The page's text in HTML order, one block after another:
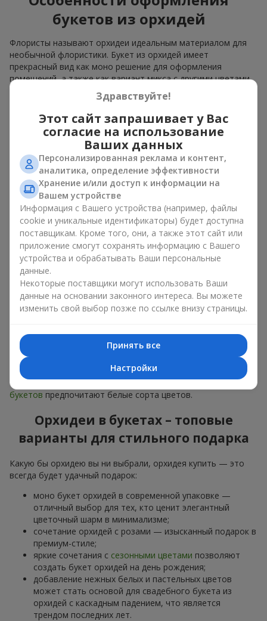
букетов из орхидей
Флористы называют орхидеи идеальным материалом для
необычной флористики. Букет из орхидей имеет
прекрасный вид как моно решение для оформления
помещений, а также как вариант микса с другими цветами,
который сохраняет свою выразительность в любом
Благодаря своей структуре орхидея позволяет создавать
композиции в классическом, минималистичном или
современном стиле. Букет из орхидей эффектно смотрится
как в камерных, так и в масштабных работах, а её
роскошные соцветия легко становятся центральным
элементом композиции. В зависимости от оформления и
сорта растений различается и цена на орхидеи. Учитывайте
это, прежде чем заказать букет из орхидей.
Кому дарят орхидеи?
Букет из орхидей универсален и может подойти любому. Их
дарятлюбимым женщинам
подруге,коллегеилибизнес-партнеру. Сегодня можно
орхидеи купить недорого, а значит, шанс сделать желанный
подарок становится еще больше.
особого события: юбилеев,
даже
бизнес-поздравлений.
Для романтики выбирают нежную экзотику — букет из
орхидей в розовых и фиолетовых тонах. Длясвадебных
букетов предпочитают белые сорта цветов.
Орхидеи в букетах – топовые
варианты для стильного подарка
Какую бы орхидею вы ни выбрали, орхидея купить — это
всегда будет удачный подарок:
моно букет орхидей в современной упаковке —
отличный выбор для тех, кто ценит элегантный
цветочный шарм в минимализме;
сочетание орхидей с розами — изысканный подарок в
премиум-стиле;
яркие сочетания с сезонными цветами позволяют
создать букет орхидей на день рождения;
добавление нежных белых и пастельных цветов
может стать основой для свадебного букета из
орхидей с каскадным падением, что является
трендом последних лет.
Здравствуйте!
Этот сайт запрашивает у Вас
согласие на использование
Ваших данных
Персонализированная реклама и контент,
аналитика, определение эффективности
Хранение и/или доступ к информации на
Вашем устройстве
Информация с Вашего устройства (например, файлы
cookie и уникальные идентификаторы) будет доступна
поставщикам. Кроме того, они, а также этот сайт или
приложение смогут сохранять информацию с Вашего
устройства и обрабатывать Ваши персональные
данные.
Некоторые поставщики могут использовать Ваши
данные на основании законного интереса. Вы можете
изменить свой выбор позже по ссылке внизу страницы.
Принять все
Настройки